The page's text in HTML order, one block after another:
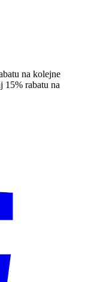
na kolejne
15% rabatu na